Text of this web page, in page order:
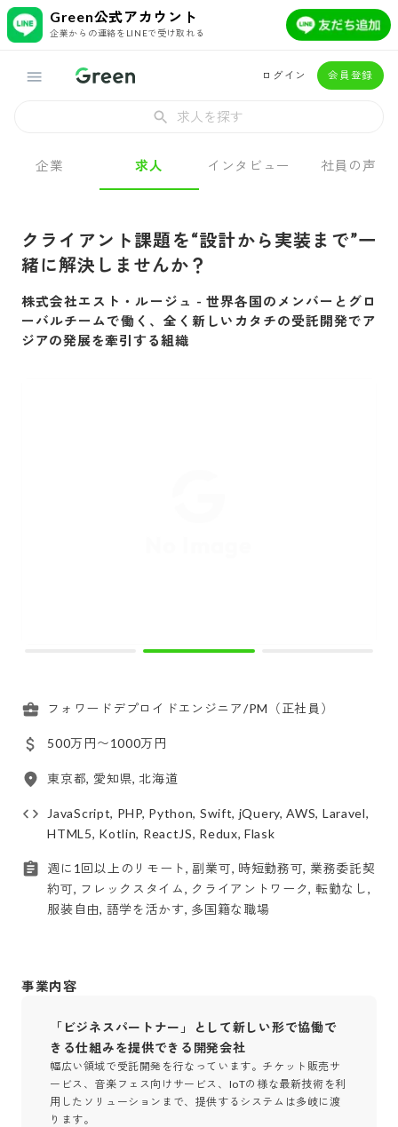
Green公式アカウント
企業からの連絡をLINEで受け取れる
ログイン 会員登録
求人を探す
企業 求人 インタビュー 社員の声
クライアント課題を“設計から実装まで”一
緒に解決しませんか？
株式会社エスト・ルージュ - 世界各国のメンバーとグロ
ーバルチームで働く、全く新しいカタチの受託開発でア
ジアの発展を牽引する組織
フォワードデプロイドエンジニア/PM（正社員）
500万円〜1000万円
東京都, 愛知県, 北海道
JavaScript, PHP, Python, Swift, jQuery, AWS, Laravel,
HTML5, Kotlin, ReactJS, Redux, Flask
週に1回以上のリモート, 副業可, 時短勤務可, 業務委託契
約可, フレックスタイム, クライアントワーク, 転勤なし,
服装自由, 語学を活かす, 多国籍な職場
事業内容
「ビジネスパートナー」として新しい形で協働で
きる仕組みを提供できる開発会社
幅広い領域で受託開発を行なっています。チケット販売サ
ービス、音楽フェス向けサービス、IoTの様な最新技術を利
用したソリューションまで、提供するシステムは多岐に渡
ります。